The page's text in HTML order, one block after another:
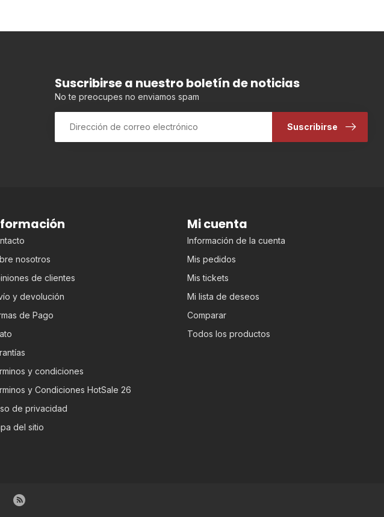
Suscribirse a nuestro boletín de noticias
No te preocupes no enviamos spam
Suscribirse
nosotros
de clientes
y devolución
de Pago
y condiciones
y Condiciones HotSale 26
de privacidad
del sitio
Mi cuenta
Información de la cuenta
Mis pedidos
Mis tickets
Mi lista de deseos
Comparar
Todos los productos